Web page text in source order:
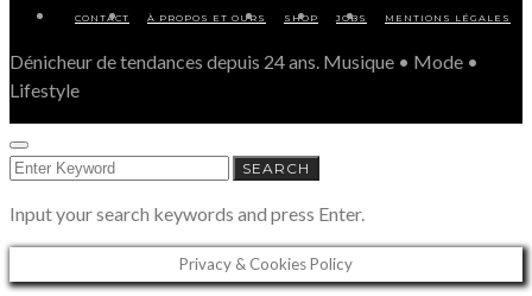
CONTACT À PROPOS ET OURS SHOP JOBS MENTIONS LÉGALES
Dénicheur de tendances depuis 24 ans. Musique • Mode •
Lifestyle
SEARCH
FOR:
SEARCH
Input your search keywords and press Enter.
Privacy & Cookies Policy